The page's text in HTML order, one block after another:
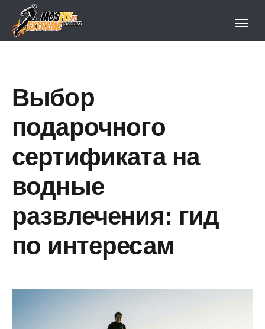
Выбор
подарочного
сертификата на
водные
развлечения: гид
по интересам